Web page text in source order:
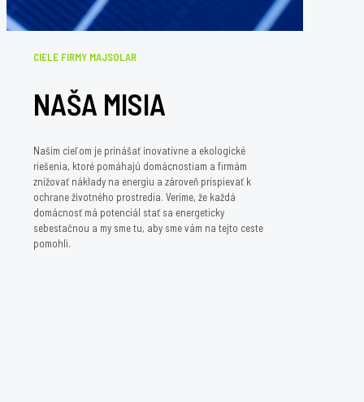
CIELE FIRMY MAJSOLAR
NAŠA MISIA
Našim cieľom je prinášať inovatívne a ekologické
riešenia, ktoré pomáhajú domácnostiam a firmám
znižovať náklady na energiu a zároveň prispievať k
ochrane životného prostredia. Veríme, že každá
domácnosť má potenciál stať sa energeticky
sebestačnou a my sme tu, aby sme vám na tejto ceste
pomohli.